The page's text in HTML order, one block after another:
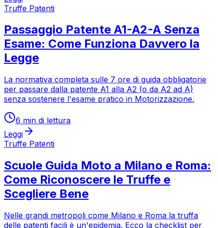
Truffe Patenti
Passaggio Patente A1-A2-A Senza
Esame: Come Funziona Davvero la
Legge
La normativa completa sulle 7 ore di guida obbligatorie
per passare dalla patente A1 alla A2 (o da A2 ad A)
senza sostenere l'esame pratico in Motorizzazione.
6 min di lettura
Leggi
Truffe Patenti
Scuole Guida Moto a Milano e Roma:
Come Riconoscere le Truffe e
Scegliere Bene
Nelle grandi metropoli come Milano e Roma la truffa
delle patenti facili è un'epidemia. Ecco la checklist per